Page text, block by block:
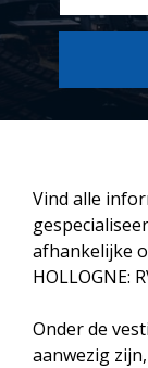
Vind alle
afhankelijke
HOLLOGNE:
Onder de
aanwezig